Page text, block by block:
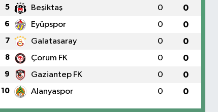
5 Beşiktaş 0 0
6 Eyüpspor 0 0
7 Galatasaray 0 0
8 Çorum FK 0 0
9 Gaziantep FK 0 0
10 Alanyaspor 0 0